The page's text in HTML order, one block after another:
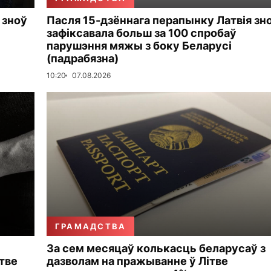
Пасля 15-дзённага перапынку Латвія
зафіксавала больш за 100 спробаў
парушэння мяжы з боку Беларусі
(падрабязна)
10:20 07.08.2026
ГРАМАДСТВА
За сем месяцаў колькасць беларусаў з
дазволам на пражыванне ў Літве